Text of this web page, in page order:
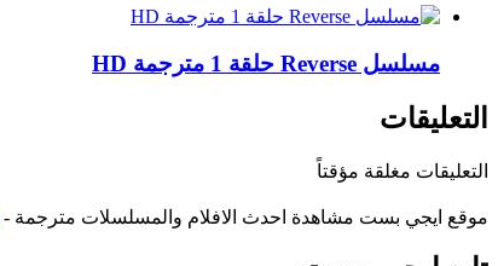
مسلسل Reverse حلقة 1 مترجمة HD
التعليقات
التعليقات مغلقة مؤقتاً
موقع ايجي بست مشاهدة احدث الافلام والمسلسلات مترجمة -